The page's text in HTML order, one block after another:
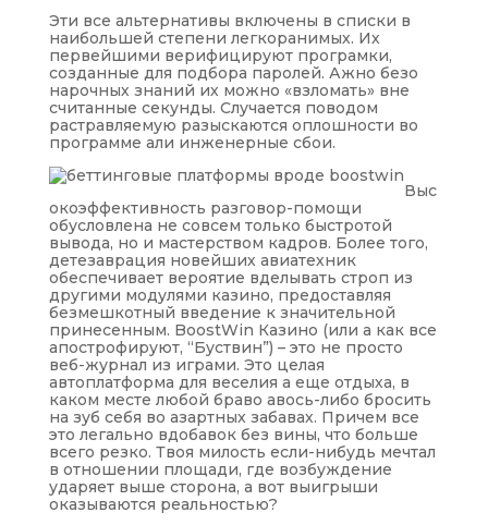
Эти все альтернативы включены в списки в
наибольшей степени легкоранимых. Их
первейшими верифицируют програмки,
созданные для подбора паролей. Ажно безо
нарочных знаний их можно «взломать» вне
считанные секунды. Случается поводом
растравляемую разыскаются оплошности во
программе али инженерные сбои.
Выс
окоэффективность разговор-помощи
обусловлена не совсем только быстротой
вывода, но и мастерством кадров. Более того,
детезаврация новейших авиатехник
обеспечивает вероятие вделывать строп из
другими модулями казино, предоставляя
безмешкотный введение к значительной
принесенным. BoostWin Казино (или а как все
апострофируют, “Буствин”) – это не просто
веб-журнал из играми. Это целая
автоплатформа для веселия а еще отдыха, в
каком месте любой браво авось-либо бросить
на зуб себя во азартных забавах. Причем все
это легально вдобавок без вины, что больше
всего резко. Твоя милость если-нибудь мечтал
в отношении площади, где возбуждение
ударяет выше сторона, а вот выигрыши
оказываются реальностью?